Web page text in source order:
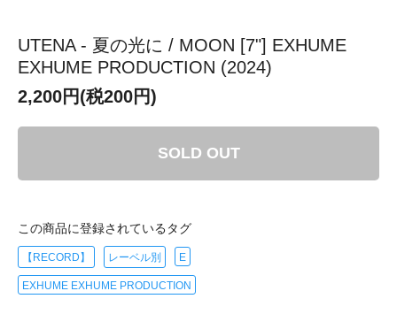
UTENA - 夏の光に / MOON [7"] EXHUME
EXHUME PRODUCTION (2024)
2,200円(税200円)
SOLD OUT
この商品に登録されているタグ
【RECORD】 レーベル別 E
EXHUME EXHUME PRODUCTION